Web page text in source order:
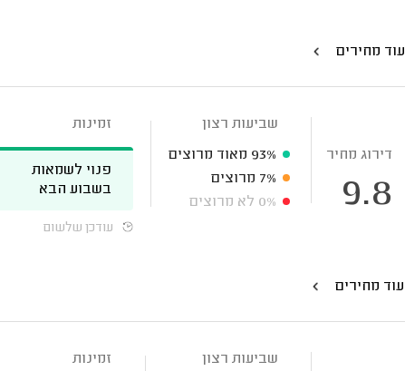
עוד מחירים
דירוג מחיר
9.8
שביעות רצון
93% מאוד מרוצים
7% מרוצים
0% לא מרוצים
זמינות
פנוי לשמאות
בשבוע הבא
עודכן שלשום
עוד מחירים
שביעות רצון
זמינות